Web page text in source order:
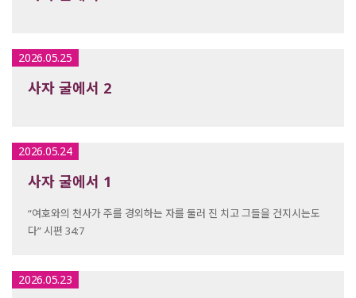
2026.05.25
사자 굴에서 2
2026.05.24
사자 굴에서 1
“여호와의 천사가 주를 경외하는 자를 둘러 진 치고 그들을 건지시는도
다” 시편 34:7
2026.05.23